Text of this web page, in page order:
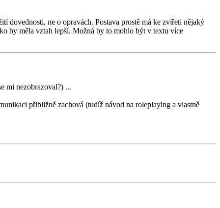
dovednosti, ne o opravách. Postava prostě má ke zvířeti nějaký
by měla vztah lepší. Možná by to mohlo být v textu více
mi nezobrazoval?) ...
přibližně zachová (tudíž návod na roleplaying a vlastně